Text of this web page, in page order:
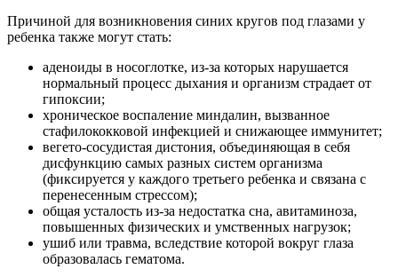
Причиной для возникновения синих кругов под глазами у
ребенка также могут стать:
аденоиды в носоглотке, из-за которых нарушается
нормальный процесс дыхания и организм страдает от
гипоксии;
хроническое воспаление миндалин, вызванное
стафилококковой инфекцией и снижающее иммунитет;
вегето-сосудистая дистония, объединяющая в себя
дисфункцию самых разных систем организма
(фиксируется у каждого третьего ребенка и связана с
перенесенным стрессом);
общая усталость из-за недостатка сна, авитаминоза,
повышенных физических и умственных нагрузок;
ушиб или травма, вследствие которой вокруг глаза
образовалась гематома.